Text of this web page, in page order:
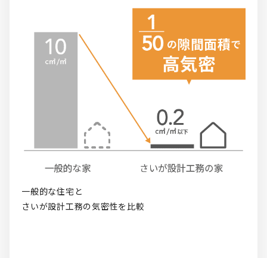
一般的な住宅と
さいが設計工務の気密性を比較